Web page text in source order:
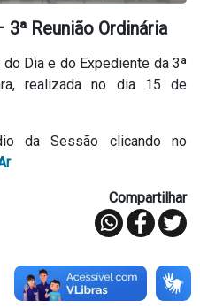
Reunião Ordinária
Dia e do Expediente da 3ª
realizada no dia 15 de
da Sessão clicando no
Compartilhar